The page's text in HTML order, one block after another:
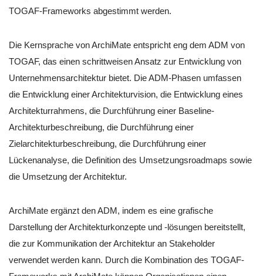
TOGAF-Frameworks abgestimmt werden.
Die Kernsprache von ArchiMate entspricht eng dem ADM von
TOGAF, das einen schrittweisen Ansatz zur Entwicklung von
Unternehmensarchitektur bietet. Die ADM-Phasen umfassen
die Entwicklung einer Architekturvision, die Entwicklung eines
Architekturrahmens, die Durchführung einer Baseline-
Architekturbeschreibung, die Durchführung einer
Zielarchitekturbeschreibung, die Durchführung einer
Lückenanalyse, die Definition des Umsetzungsroadmaps sowie
die Umsetzung der Architektur.
ArchiMate ergänzt den ADM, indem es eine grafische
Darstellung der Architekturkonzepte und -lösungen bereitstellt,
die zur Kommunikation der Architektur an Stakeholder
verwendet werden kann. Durch die Kombination des TOGAF-